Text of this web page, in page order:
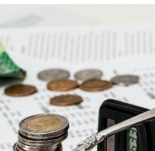
de 2026
Comparativa Costes vs Agilidad: ¿Por
acelera la rentabilidad?
12 de
Meses sin intereses: Cómo
compras
Planificar tu herencia también es una
a los costes 21 de noviembre de 2025
¿Cuánto cuesta un software punto de